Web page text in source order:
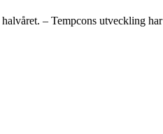
– Tempcons utveckling